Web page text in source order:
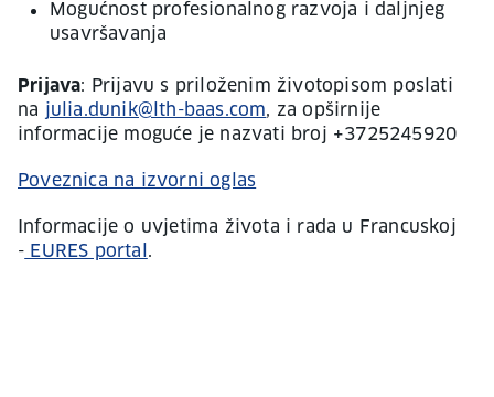
Mogućnost profesionalnog razvoja i daljnjeg
usavršavanja
Prijava: Prijavu s priloženim životopisom poslati
na julia.dunik@lth-baas.com, za opširnije
informacije moguće je nazvati broj +3725245920
Poveznica na izvorni oglas
Informacije o uvjetima života i rada u Francuskoj
- EURES portal .